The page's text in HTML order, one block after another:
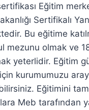
Eğitim
Sertifikalı
Bu eğitime
mezunu olmak ve 18
yeterlidir. Eğitim
kurumumuzu
Eğitimini
Meb tarafından